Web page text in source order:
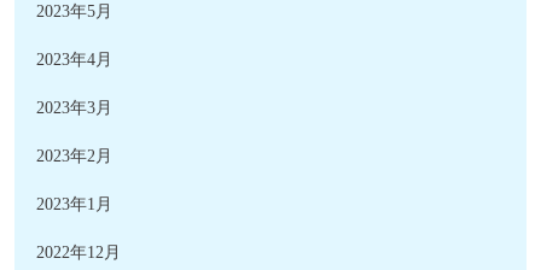
2023年5月
2023年4月
2023年3月
2023年2月
2023年1月
2022年12月